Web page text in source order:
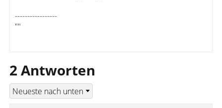
-----------------
""
2 Antworten